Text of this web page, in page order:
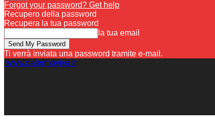
Forgot your password? Get help
Recupero della password
Recupera la tua password
la tua email
Ti verrà inviata una password tramite e-mail.
www.palermoviva.it